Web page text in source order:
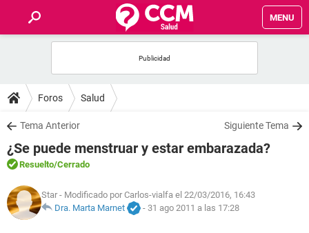
MENU
FOROS
SALUD
FAMILIA
NUTRICIÓN
Foros Salud
Tema Anterior Siguiente Tema
¿Se puede menstruar y estar embarazada?
Resuelto/Cerrado
Star - Modificado por Carlos-vialfa el 22/03/2016, 16:43
Dra. Marta Marnet
- 31 ago 2011 a las 17:28